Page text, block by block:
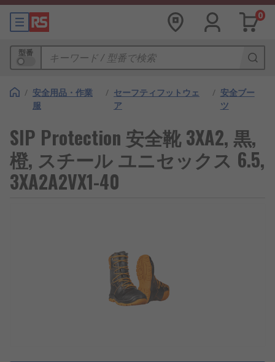
0
型番
/ 安全用品・作業
服
/ セーフティフットウェ
ア
/ 安全ブー
ツ
SIP Protection 安全靴 3XA2, 黒,
橙, スチール ユニセックス 6.5,
3XA2A2VX1-40